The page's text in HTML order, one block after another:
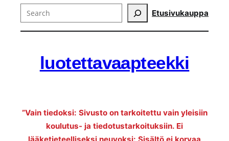
Search Etusivukauppa
luotettavaapteekki
”Vain tiedoksi: Sivusto on tarkoitettu vain yleisiin
koulutus- ja tiedotustarkoituksiin. Ei